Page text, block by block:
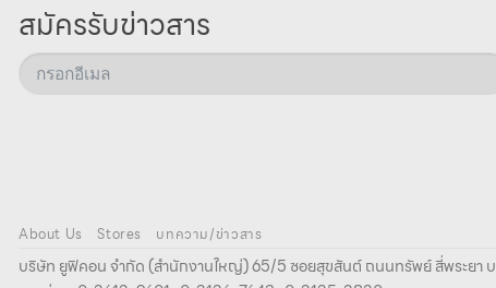
สมัครรับข่าวสาร
About Us Stores บทความ/ข่าวสาร
บริษัท ยูฟิคอน จํากัด (สํานักงานใหญ่) 65/5 ซอยสุขสันต์ ถนนทรัพย์ สี่พระยา